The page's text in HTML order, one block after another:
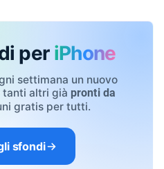
per iPhone
settimana un nuovo
tanti altri già pronti da
gratis per tutti.
sfondi